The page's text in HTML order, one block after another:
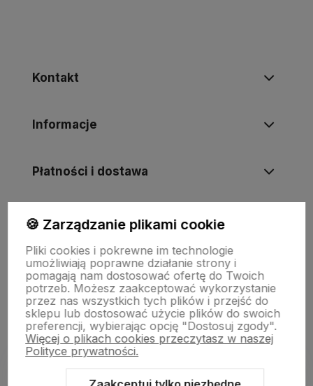
Kontakt
Informacje
Płatności i dostawa
Informacje
O nas
🍪 Zarządzanie plikami cookie
Pliki cookies i pokrewne im technologie
umożliwiają poprawne działanie strony i
pomagają nam dostosować ofertę do Twoich
potrzeb. Możesz zaakceptować wykorzystanie
przez nas wszystkich tych plików i przejść do
sklepu lub dostosować użycie plików do swoich
preferencji, wybierając opcję "Dostosuj zgody".
Więcej o plikach cookies przeczytasz w naszej
Polityce prywatności.